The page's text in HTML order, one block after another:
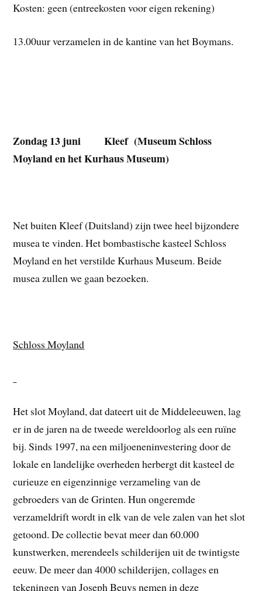
Kosten: geen (entreekosten voor eigen rekening)
13.00uur verzamelen in de kantine van het Boymans.
Zondag 13 juni Kleef (Museum Schloss
Moyland en het Kurhaus Museum)
Net buiten Kleef (Duitsland) zijn twee heel bijzondere
musea te vinden. Het bombastische kasteel Schloss
Moyland en het verstilde Kurhaus Museum. Beide
musea zullen we gaan bezoeken.
Schloss Moyland
Het slot Moyland, dat dateert uit de Middeleeuwen, lag
er in de jaren na de tweede wereldoorlog als een ruïne
bij. Sinds 1997, na een miljoeneninvestering door de
lokale en landelijke overheden herbergt dit kasteel de
curieuze en eigenzinnige verzameling van de
gebroeders van de Grinten. Hun ongeremde
verzameldrift wordt in elk van de vele zalen van het slot
getoond. De collectie bevat meer dan 60.000
kunstwerken, merendeels schilderijen uit de twintigste
eeuw. De meer dan 4000 schilderijen, collages en
tekeningen van Joseph Beuys nemen in deze